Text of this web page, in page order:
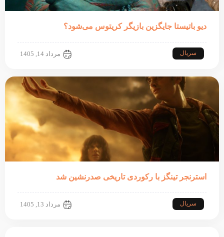
دیو باتیستا جایگزین بازیگر کریتوس می‌شود؟
سریال مرداد 14, 1405
استرنجر تینگز با رکوردی تاریخی صدرنشین شد
سریال مرداد 13, 1405